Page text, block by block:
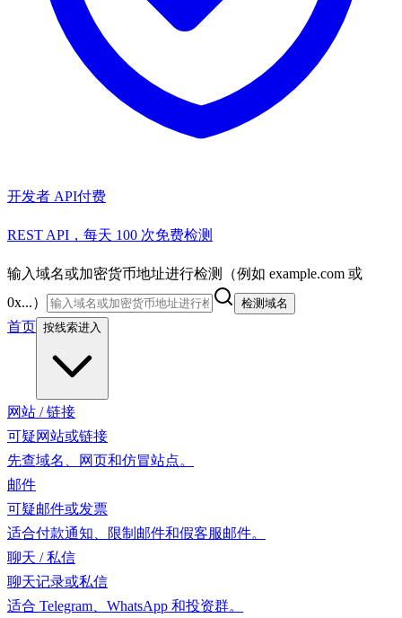
开发者 API付费
REST API，每天 100 次免费检测
输入域名或加密货币地址进行检测（例如 example.com 或
0x...）
检测域名
首页 按线索进入
网站 / 链接
可疑网站或链接
先查域名、网页和仿冒站点。
邮件
可疑邮件或发票
适合付款通知、限制邮件和假客服邮件。
聊天 / 私信
聊天记录或私信
适合 Telegram、WhatsApp 和投资群。